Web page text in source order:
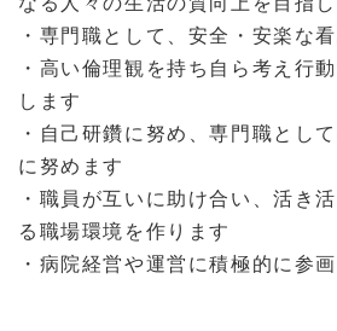
・専門職として、安全・安楽な
・高い倫理観を持ち自ら考え行
します
・自己研鑽に努め、専門職とし
に努めます
・職員が互いに助け合い、活き
る職場環境を作ります
・病院経営や運営に積極的に参